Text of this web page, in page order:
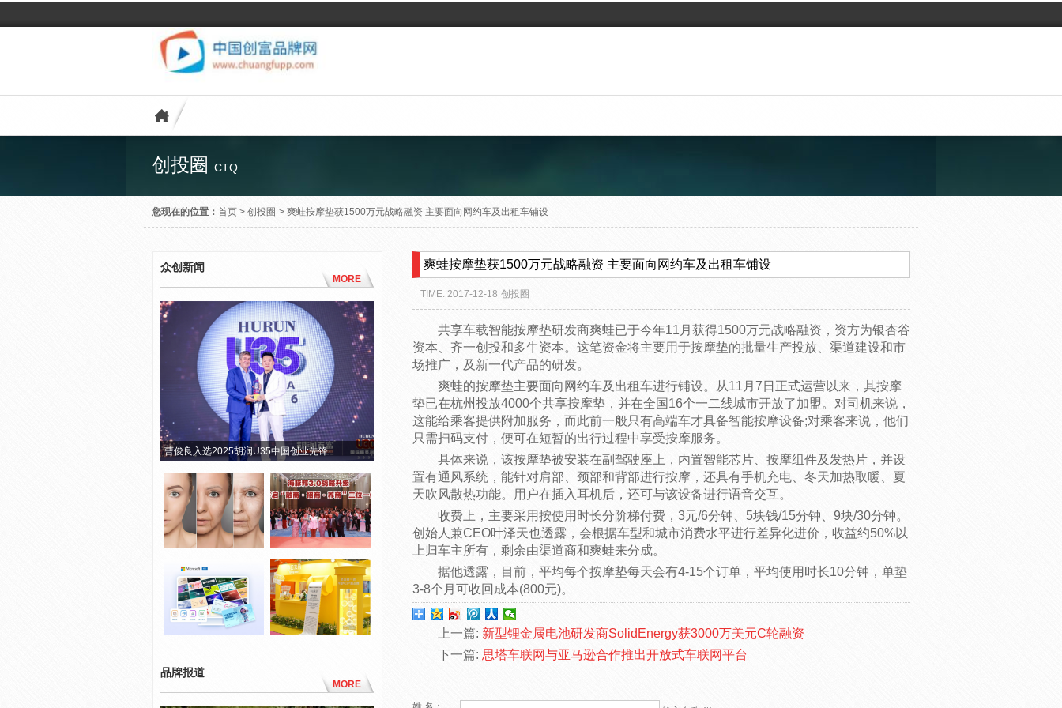
创投圈 CTQ
您现在的位置： 首页 > 创投圈 > 爽蛙按摩垫获1500万元战略融资 主要面向网约车及出租车铺设
众创新闻
MORE
曹俊良入选2025胡润U35中国创业先锋
品牌报道
MORE
爽蛙按摩垫获1500万元战略融资 主要面向网约车及出租车铺设
TIME: 2017-12-18 创投圈
共享车载智能按摩垫研发商爽蛙已于今年11月获得1500万元战略融资，资方为银杏谷
资本、齐一创投和多牛资本。这笔资金将主要用于按摩垫的批量生产投放、渠道建设和市
场推广，及新一代产品的研发。
爽蛙的按摩垫主要面向网约车及出租车进行铺设。从11月7日正式运营以来，其按摩
垫已在杭州投放4000个共享按摩垫，并在全国16个一二线城市开放了加盟。对司机来说，
这能给乘客提供附加服务，而此前一般只有高端车才具备智能按摩设备;对乘客来说，他们
只需扫码支付，便可在短暂的出行过程中享受按摩服务。
具体来说，该按摩垫被安装在副驾驶座上，内置智能芯片、按摩组件及发热片，并设
置有通风系统，能针对肩部、颈部和背部进行按摩，还具有手机充电、冬天加热取暖、夏
天吹风散热功能。用户在插入耳机后，还可与该设备进行语音交互。
收费上，主要采用按使用时长分阶梯付费，3元/6分钟、5块钱/15分钟、9块/30分钟。
创始人兼CEO叶泽天也透露，会根据车型和城市消费水平进行差异化进价，收益约50%以
上归车主所有，剩余由渠道商和爽蛙来分成。
据他透露，目前，平均每个按摩垫每天会有4-15个订单，平均使用时长10分钟，单垫
3-8个月可收回成本(800元)。
上一篇: 新型锂金属电池研发商SolidEnergy获3000万美元C轮融资
下一篇: 思塔车联网与亚马逊合作推出开放式车联网平台